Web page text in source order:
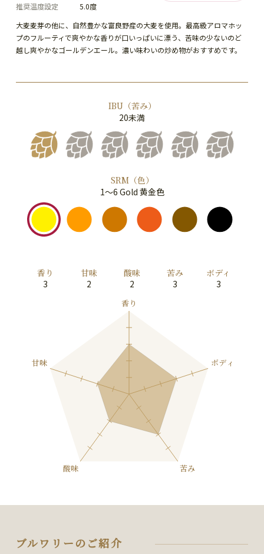
大麦麦芽の他に、自然豊かな富良野産の大麦を使用。最高級アロマホッ
プのフルーティで爽やかな香りが口いっぱいに漂う、苦味の少ないのど
越し爽やかなゴールデンエール。濃い味わいの炒め物がおすすめです。
推奨温度設定
5.0度
IBU（苦み）
20未満
SRM（色）
1～6 Gold 黄金色
香り
3
甘味
2
酸味
2
苦み
3
ボディ
3
ブルワリーのご紹介